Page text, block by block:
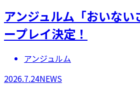
アンジュルム「おいない
ープレイ決定！
アンジュルム
2026.7.24NEWS